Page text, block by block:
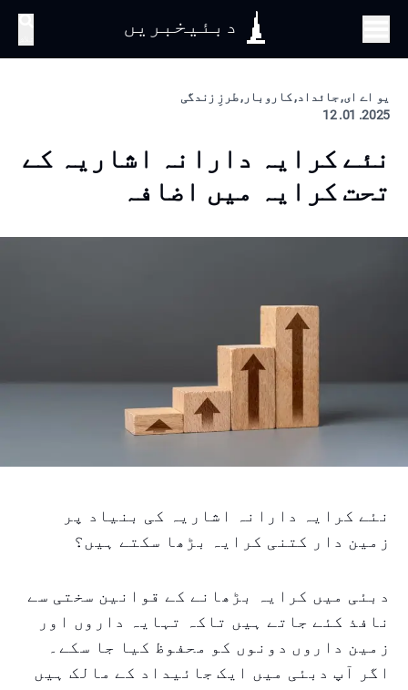
دبئیخبریں
یو اے ای, جائداد, کاروبار, طرزِ زندگی
2025. 01. 12
نئے کرایہ دارانہ اشاریہ کے
تحت کرایہ میں اضافہ
نئے کرایہ دارانہ اشاریہ کی بنیاد پر
زمین دار کتنی کرایہ بڑھا سکتے ہیں؟
دبئی میں کرایہ بڑھانے کے قوانین سختی سے
نافذ کئے جاتے ہیں تاکہ تہایہ داروں اور
زمین داروں دونوں کو محفوظ کیا جا سکے۔
اگر آپ دبئی میں ایک جائیداد کے مالک ہیں